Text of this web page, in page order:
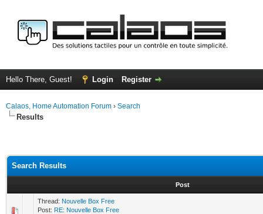
Hello There, Guest! Login Register
Calaos, Home Automation Forum › Search
Results
Search Results
Post
Thread: Nouvelle Box Free
Post: RE: Nouvelle Box Free